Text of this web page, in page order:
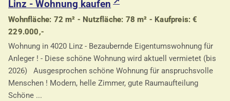
Linz - Wohnung kaufen
Wohnfläche: 72 m² - Nutzfläche: 78 m² - Kaufpreis: €
229.000,-
Wohnung in 4020 Linz - Bezaubernde Eigentumswohnung für
Anleger ! - Diese schöne Wohnung wird aktuell vermietet (bis
2026) Ausgesprochen schöne Wohnung für anspruchsvolle
Menschen ! Modern, helle Zimmer, gute Raumaufteilung
Schöne ...